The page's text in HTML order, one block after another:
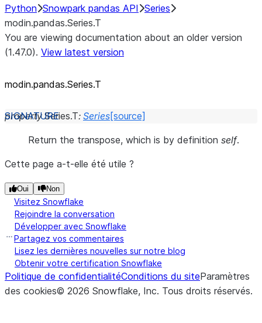
Python Snowpark pandas API Series
modin.pandas.Series.T
You are viewing documentation about an older version
(1.47.0). View latest version
modin.pandas.Series.T
property Series.T: Series[source]
Return the transpose, which is by definition self.
Cette page a-t-elle été utile ?
Oui Non
Visitez Snowflake
Rejoindre la conversation
Développer avec Snowflake
Partagez vos commentaires
Lisez les dernières nouvelles sur notre blog
Obtenir votre certification Snowflake
Politique de confidentialitéConditions du siteParamètres
des cookies© 2026 Snowflake, Inc. Tous droits réservés.